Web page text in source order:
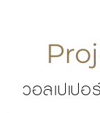
วอลเปเป